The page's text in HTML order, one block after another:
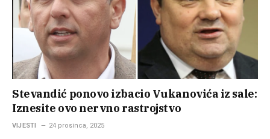
Stevandić ponovo izbacio Vukanovića iz sale:
Iznesite ovo nervno rastrojstvo
VIJESTI 24 prosinca, 2025